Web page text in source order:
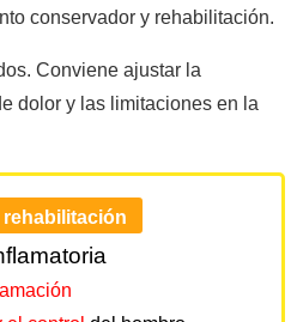
conservador y rehabilitación.
Conviene ajustar la
dolor y las limitaciones en la
rehabilitación